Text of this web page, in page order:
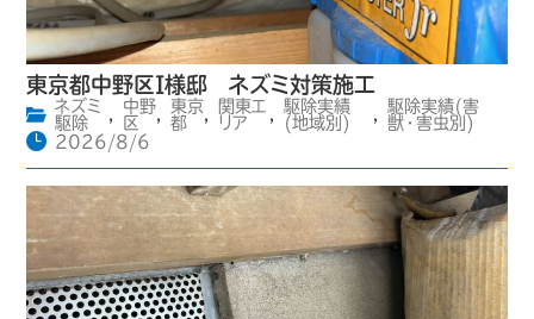
東京都中野区I様邸 ネズミ対策施工
ネズミ
駆除
,
中野
区
,
東京
都
,
関東エ
リア
,
駆除実績
(地域別)
,
駆除実績(害
獣・害虫別)
2026/8/6